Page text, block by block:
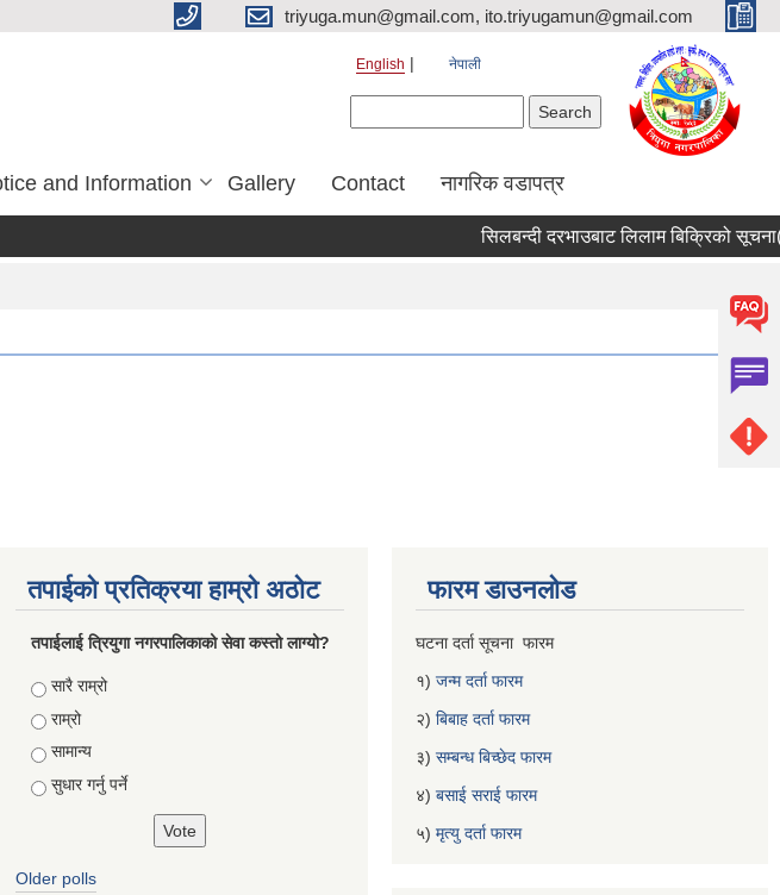
triyuga.mun@gmail.com, ito.triyugamun@gmail.com
English नेपाली
and Information Gallery Contact नागरिक वडापत्र
सिलबन्दी दरभाउबाट लिलाम बिक्रिको सूचना(
तपाईको प्रतिक्रया हाम्रो अठोट
तपाईलाई त्रियुगा नगरपालिकाको सेवा कस्तो लाग्यो?
Choices
सारै राम्रो
राम्रो
सामान्य
सुधार गर्नु पर्ने
Older polls
फारम डाउनलोड
घटना दर्ता सूचना फारम
१) जन्म दर्ता फारम
२) बिबाह दर्ता फारम
३) सम्बन्ध बिच्छेद फारम
४) बसाई सराई फारम
५) मृत्यु दर्ता फारम